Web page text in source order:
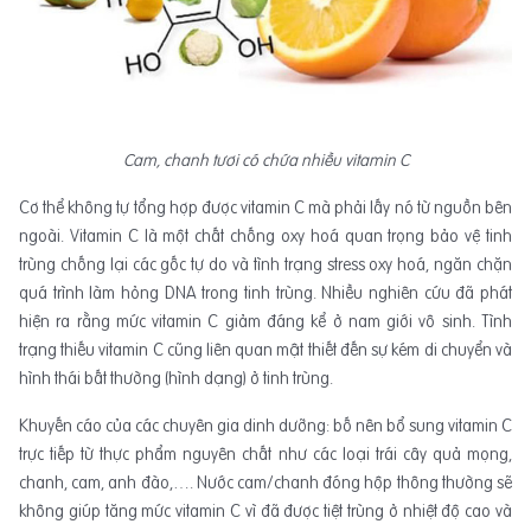
Cam, chanh tươi có chứa nhiều vitamin C
Cơ thể không tự tổng hợp được vitamin C mà phải lấy nó từ nguồn bên
ngoài. Vitamin C là một chất chống oxy hoá quan trọng bảo vệ tinh
trùng chống lại các gốc tự do và tình trạng stress oxy hoá, ngăn chặn
quá trình làm hỏng DNA trong tinh trùng. Nhiều nghiên cứu đã phát
hiện ra rằng mức vitamin C giảm đáng kể ở nam giới vô sinh. Tình
trạng thiếu vitamin C cũng liên quan mật thiết đến sự kém di chuyển và
hình thái bất thường (hình dạng) ở tinh trùng.
Khuyến cáo của các chuyên gia dinh dưỡng: bố nên bổ sung vitamin C
trực tiếp từ thực phẩm nguyên chất như các loại trái cây quả mọng,
chanh, cam, anh đào,…. Nước cam/chanh đóng hộp thông thường sẽ
không giúp tăng mức vitamin C vì đã được tiệt trùng ở nhiệt độ cao và